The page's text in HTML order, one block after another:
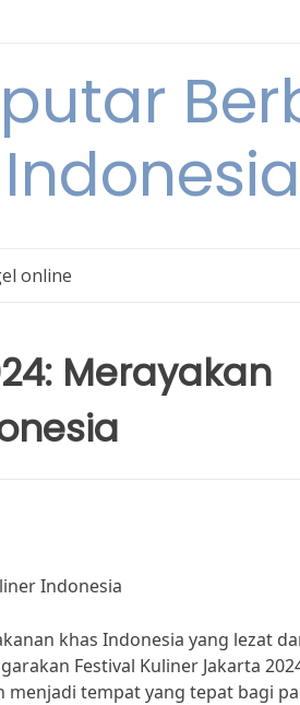
Indonesia
online
Merayakan
Indonesia
khas Indonesia yang lezat
Festival Kuliner Jakarta
tempat yang tepat bagi